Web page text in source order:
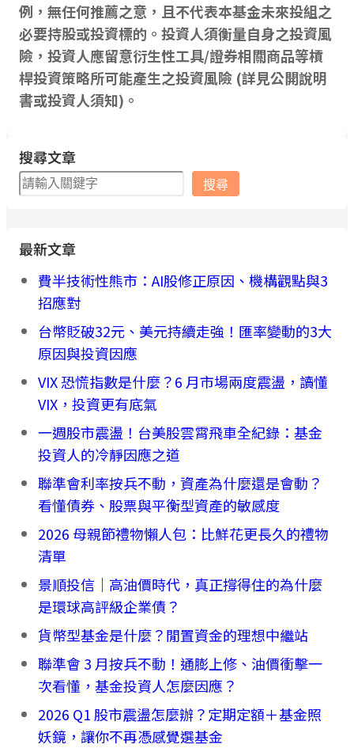
例，無任何推薦之意，且不代表本基金未來投組之
必要持股或投資標的。投資人須衡量自身之投資風
險，投資人應留意衍生性工具/證券相關商品等槓
桿投資策略所可能產生之投資風險 (詳見公開說明
書或投資人須知)。
搜尋文章
搜
尋
搜尋
最新文章
費半技術性熊市：AI股修正原因、機構觀點與3
招應對
台幣貶破32元、美元持續走強！匯率變動的3大
原因與投資因應
VIX 恐慌指數是什麼？6 月市場兩度震盪，讀懂
VIX，投資更有底氣
一週股市震盪！台美股雲霄飛車全紀錄：基金
投資人的冷靜因應之道
聯準會利率按兵不動，資產為什麼還是會動？
看懂債券、股票與平衡型資產的敏感度
2026 母親節禮物懶人包：比鮮花更長久的禮物
清單
景順投信｜高油價時代，真正撐得住的為什麼
是環球高評級企業債？
貨幣型基金是什麼？閒置資金的理想中繼站
聯準會 3 月按兵不動！通膨上修、油價衝擊一
次看懂，基金投資人怎麼因應？
2026 Q1 股市震盪怎麼辦？定期定額＋基金照
妖鏡，讓你不再憑感覺選基金